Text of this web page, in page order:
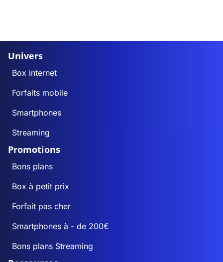
Univers
Box internet
Forfaits mobile
Smartphones
Streaming
Promotions
Bons plans
Box à petit prix
Forfait pas cher
Smartphones à - de 200€
Bons plans Streaming